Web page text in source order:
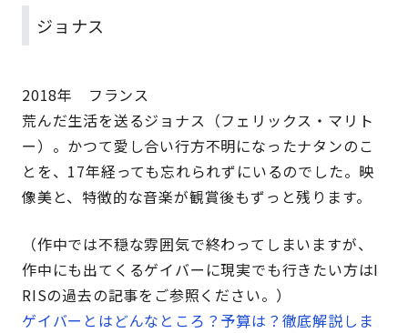
ジョナス
2018年 フランス
荒んだ生活を送るジョナス（フェリックス・マリト
ー）。かつて愛し合い行方不明になったナタンのこ
とを、17年経っても忘れられずにいるのでした。映
像美と、特徴的な音楽が観賞後もずっと残ります。
（作中では不穏な雰囲気で終わってしまいますが、
作中にも出てくるゲイバーに現実でも行きたい方はI
RISの過去の記事をご参照ください。）
ゲイバーとはどんなところ？予算は？徹底解説しま